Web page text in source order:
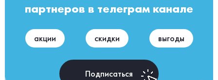
партнеров в телеграм канале
акции скидки выгоды
Подписаться